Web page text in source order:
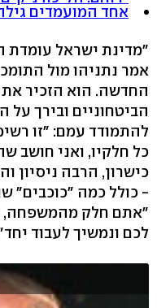
אחד המועמדים
"מדינת ישראל עומדת
אמר נתניהו מול
החדשה. הוא הזכיר
הביטחוניים ובירך
להתמודד עמם: "זו
כל חלקיו, ואני חושב
כישרון, הרבה ניסיון
- כולל כמה "כוכבים"
"אתם חלק מהמשפחה,
לכם ונמשיך לעבוד